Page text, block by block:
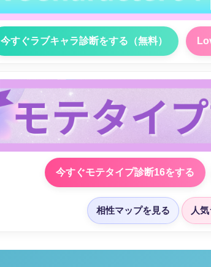
今すぐラブキャラ診断をする（無料）
今すぐモテタイプ診断16をする
相性マップを見る 人